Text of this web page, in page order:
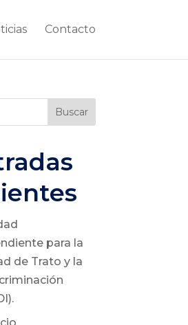
Contacto
Buscar
para la
de Trato y la